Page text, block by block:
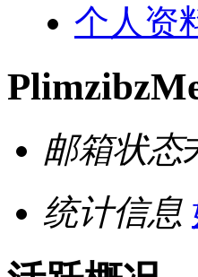
个人资
邮箱状态
统计信息